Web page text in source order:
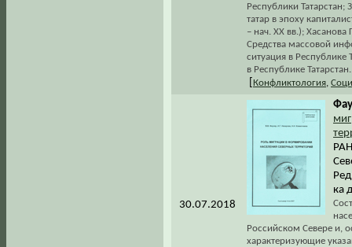
Республики
татар в эпоху
– нач. XX вв.);
Средства массовой
ситуация в
в Республике
Конфликтология
30.07.2018
ка
Российском Севере и,
характеризующие